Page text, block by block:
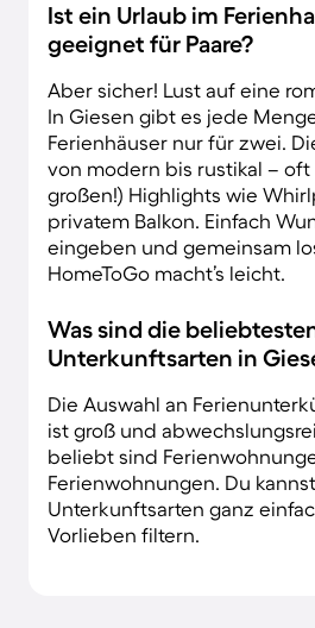
Ist ein Urlaub im
geeignet für Paare?
Aber sicher! Lust auf eine
In Giesen gibt es jede
Ferienhäuser nur für zwei.
von modern bis rustikal –
großen!) Highlights wie
privatem Balkon. Einfach
eingeben und gemeinsam
HomeToGo macht’s leicht.
Was sind die
Unterkunftsarten in
Die Auswahl an
ist groß und
beliebt sind
Ferienwohnungen. Du
Unterkunftsarten ganz
Vorlieben filtern.